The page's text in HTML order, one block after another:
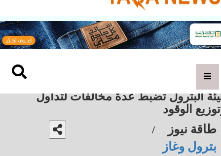
البترول تضبط عدة مخالفات لتداول
الوقود
طاقة نيوز /
بترول وغاز